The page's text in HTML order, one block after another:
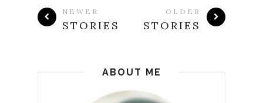
NEWER
STORIES
OLDER
STORIES
ABOUT ME